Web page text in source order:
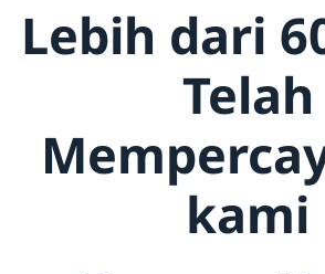
Lebih dari
Telah
kami